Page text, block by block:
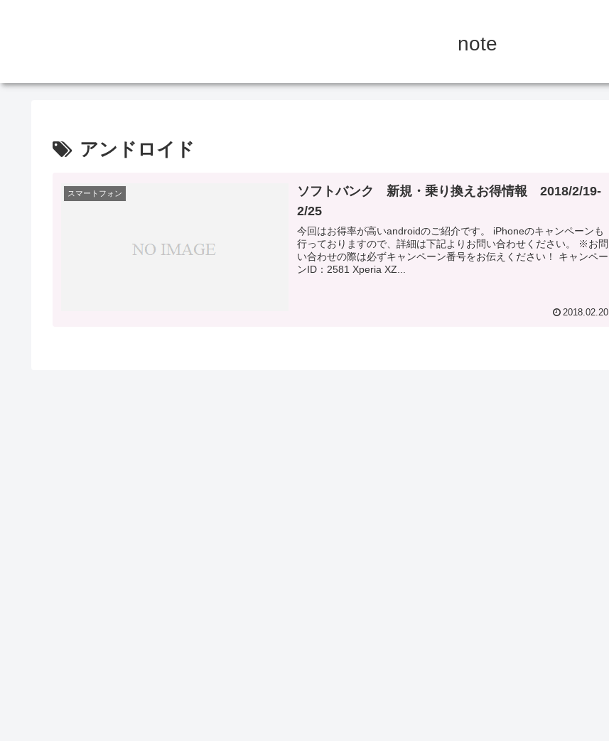
note
アンドロイド
スマートフォン
ソフトバンク 新規・乗り換えお得情報 2018/2/19-
2/25
今回はお得率が高いandroidのご紹介です。 iPhoneのキャンペーンも
行っておりますので、詳細は下記よりお問い合わせください。 ※お問
い合わせの際は必ずキャンペーン番号をお伝えください！ キャンペー
ンID：2581 Xperia XZ...
2018.02.20